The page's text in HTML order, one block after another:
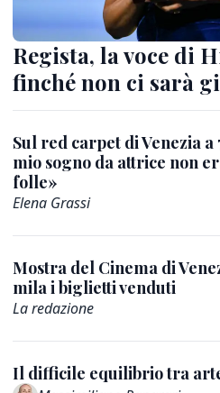
Regista, la voce di
finché non ci sarà
Sul red carpet di Venezia a
mio sogno da attrice non
folle»
Elena Grassi
Mostra del Cinema di
mila i biglietti venduti
La redazione
Il difficile equilibrio tra